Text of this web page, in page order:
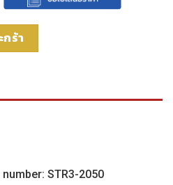
ก้านสแตนเลส ปลายทับทิม 5-way
กร้า
STR3-2050